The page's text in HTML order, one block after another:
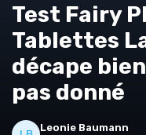
Test Fairy
Tablettes
décape
pas donné
Leonie Baumann